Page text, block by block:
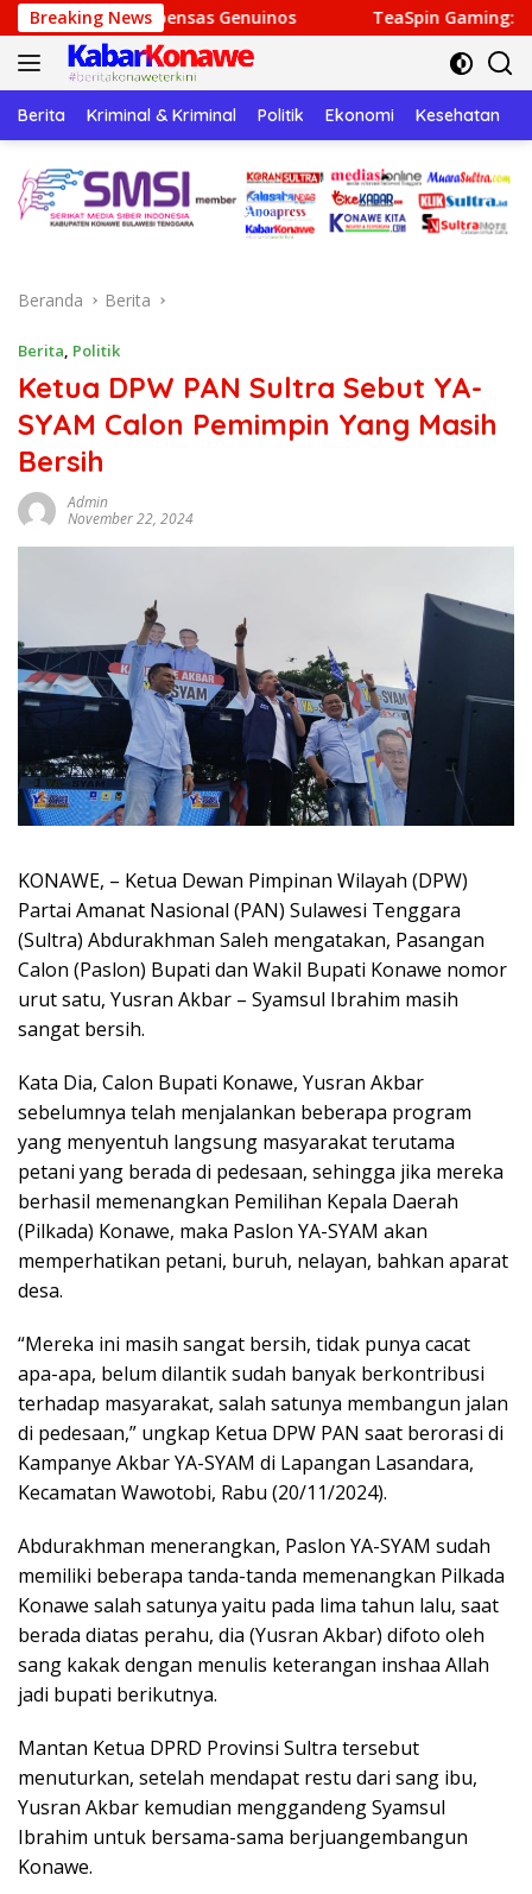
Langsung
ke
konten
Breaking News
Genuinos TeaSpin Gaming: Your Personal
Berita Kriminal & Kriminal Politik Ekonomi Kesehatan
Beranda Berita
Berita, Politik
Ketua DPW PAN Sultra Sebut YA-
SYAM Calon Pemimpin Yang Masih
Bersih
Admin
November 22, 2024
KONAWE, – Ketua Dewan Pimpinan Wilayah (DPW)
Partai Amanat Nasional (PAN) Sulawesi Tenggara
(Sultra) Abdurakhman Saleh mengatakan, Pasangan
Calon (Paslon) Bupati dan Wakil Bupati Konawe nomor
urut satu, Yusran Akbar – Syamsul Ibrahim masih
sangat bersih.
Kata Dia, Calon Bupati Konawe, Yusran Akbar
sebelumnya telah menjalankan beberapa program
yang menyentuh langsung masyarakat terutama
petani yang berada di pedesaan, sehingga jika mereka
berhasil memenangkan Pemilihan Kepala Daerah
(Pilkada) Konawe, maka Paslon YA-SYAM akan
memperhatikan petani, buruh, nelayan, bahkan aparat
desa.
“Mereka ini masih sangat bersih, tidak punya cacat
apa-apa, belum dilantik sudah banyak berkontribusi
terhadap masyarakat, salah satunya membangun jalan
di pedesaan,” ungkap Ketua DPW PAN saat berorasi di
Kampanye Akbar YA-SYAM di Lapangan Lasandara,
Kecamatan Wawotobi, Rabu (20/11/2024).
Abdurakhman menerangkan, Paslon YA-SYAM sudah
memiliki beberapa tanda-tanda memenangkan Pilkada
Konawe salah satunya yaitu pada lima tahun lalu, saat
berada diatas perahu, dia (Yusran Akbar) difoto oleh
sang kakak dengan menulis keterangan inshaa Allah
jadi bupati berikutnya.
Mantan Ketua DPRD Provinsi Sultra tersebut
menuturkan, setelah mendapat restu dari sang ibu,
Yusran Akbar kemudian menggandeng Syamsul
Ibrahim untuk bersama-sama berjuangembangun
Konawe.